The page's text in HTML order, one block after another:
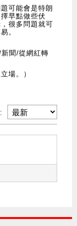
可能會是特朗
早點做些伏
很多問題就可
。
聞/從網紅轉
場。）